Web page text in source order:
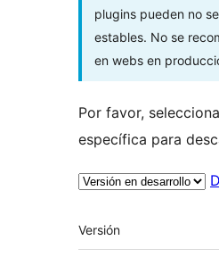
plugins pueden no
estables. No se
en webs en
Por favor,
específica para
Meta
Versión